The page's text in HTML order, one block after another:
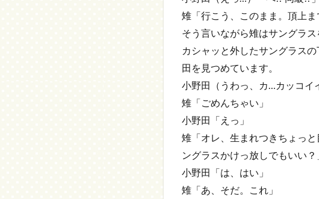
雉「行こう、このまま。頂上ま
そう言いながら雉はサングラス
カシャッと外したサングラス
田を見つめています。
小野田（うわっ、カ…カッコイ
雉「ごめんちゃい」
小野田「えっ」
雉「オレ、生まれつきちょっ
ングラスかけっ放しでもいい？
小野田「は、はい」
雉「あ、そだ。これ」